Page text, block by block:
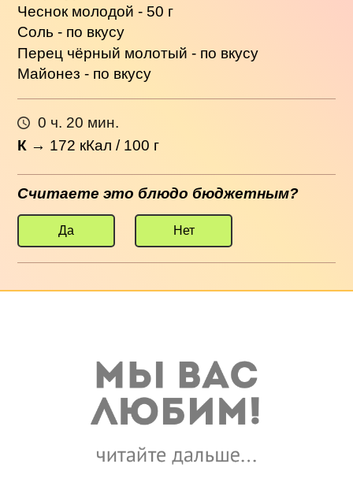
Чеснок молодой - 50 г
Соль - по вкусу
Перец чёрный молотый - по вкусу
Майонез - по вкусу
0 ч. 20 мин.
К → 172 кКал / 100 г
Считаете это блюдо бюджетным?
Да Нет